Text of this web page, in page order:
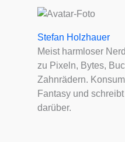
Stefan Holzhauer
Meist harmloser
zu Pixeln, Bytes,
Zahnrädern.
Fantasy und
darüber.